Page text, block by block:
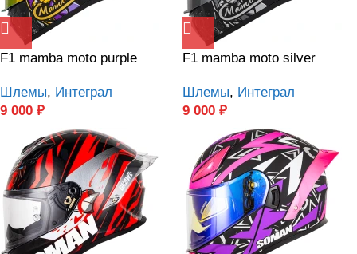
F1 mamba moto purple
Шлемы, Интеграл
9 000 ₽
F1 mamba moto silver
Шлемы, Интеграл
9 000 ₽